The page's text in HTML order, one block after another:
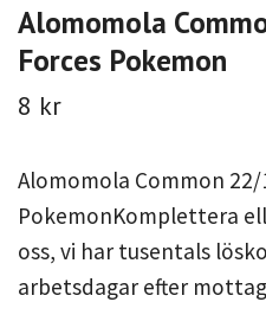
Alomomola
Forces Pokemon
8 kr
Alomomola Common
PokemonKomplettera
oss, vi har tusentals
arbetsdagar efter